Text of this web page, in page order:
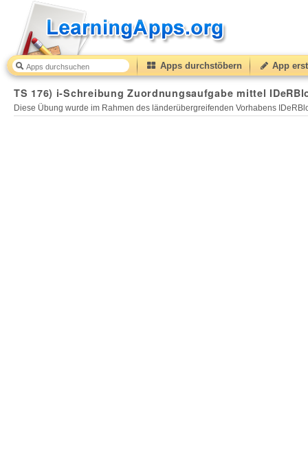
Apps durchstöbern App
TS 176) i-Schreibung Zuordnungsaufgabe mittel
Diese Übung wurde im Rahmen des länderübergreifenden Vorhabens